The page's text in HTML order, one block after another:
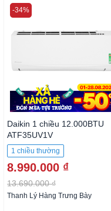
Daikin 1 chiều 12.000BTU
ATF35UV1V
1 chiều thường
8.990.000 ₫
13.690.000 ₫
-34%
Thanh Lý Hàng Trưng Bày